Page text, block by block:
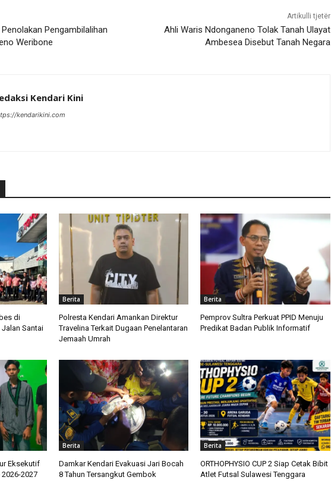
Pengambilalihan
Weribone
Artikulli tjetër
Ahli Waris Ndonganeno Tolak Tanah Ulayat
Ambesea Disebut Tanah Negara
Kendari Kini
kendarikini.com
di
Santai
Berita
Polresta Kendari Amankan Direktur
Travelina Terkait Dugaan Penelantaran
Jemaah Umrah
Berita
Pemprov Sultra Perkuat PPID Menuju
Predikat Badan Publik Informatif
Eksekutif
2027
Berita
Damkar Kendari Evakuasi Jari Bocah
8 Tahun Tersangkut Gembok
Berita
ORTHOPHYSIO CUP 2 Siap Cetak Bibit
Atlet Futsal Sulawesi Tenggara